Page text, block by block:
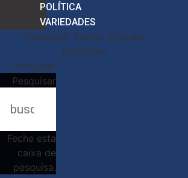
POLÍTICA
VARIEDADES
Facebook Twitter Youtube
Instagram
Pesquisar
Pesquisar
Feche esta
caixa de
pesquisa.